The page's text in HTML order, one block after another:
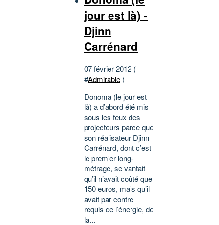
jour est là) -
Djinn
Carrénard
07 février 2012 (
#Admirable)
Donoma (le jour est
là) a d’abord été mis
sous les feux des
projecteurs parce que
son réalisateur Djinn
Carrénard, dont c’est
le premier long-
métrage, se vantait
qu’il n’avait coûté que
150 euros, mais qu’il
avait par contre
requis de l’énergie, de
la...